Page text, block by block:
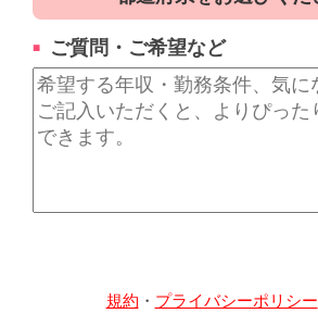
ご質問・ご希望など
規約 ・ プライバシーポリシー